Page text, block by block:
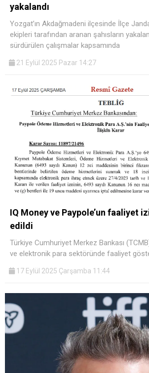
yakalandı
Yozgat’ın Akdağmadeni ilçesinde İlçe
ekipleri tarafından aranan şahısların
sürdürülen çalışmalar kapsamında
21 Eylül 2025 Pazar 14:27
IQ Money ve Paypole’un faaliyet
edildi
Türkiye Cumhuriyet Merkez Bankası
ve elektronik para sektöründe faaliyet
17 Eylül 2025 Çarşamba 11:44